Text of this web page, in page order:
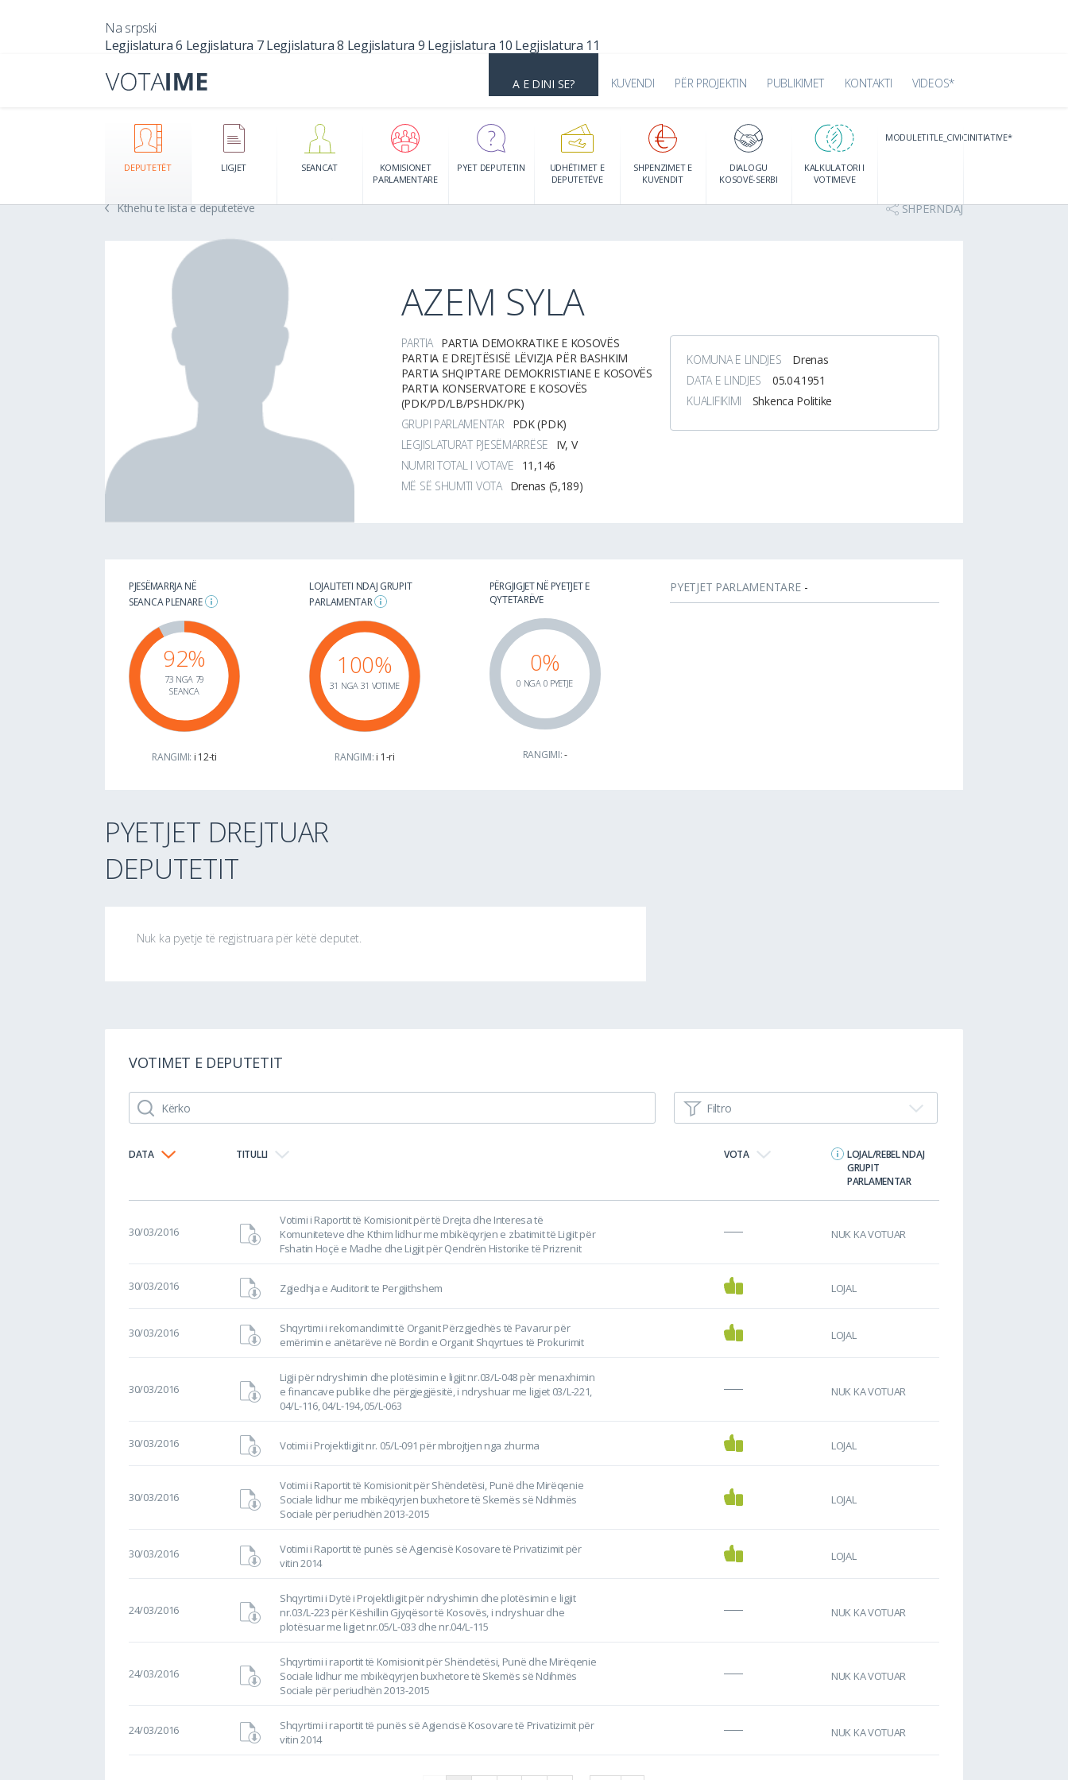
Na srpski
Legjislatura 6 Legjislatura 7 Legjislatura 8 Legjislatura 9 Legjislatura 10 Legjislatura 11
A E DINI SE? KUVENDI PËR PROJEKTIN PUBLIKIMET KONTAKTI VIDEOS*
DEPUTETËT LIGJET SEANCAT
KOMISIONET
PARLAMENTARE
PYET DEPUTETIN
UDHËTIMET E
DEPUTETËVE
SHPENZIMET E
KUVENDIT
DIALOGU
KOSOVË-SERBI
KALKULATORI I
VOTIMEVE
MODULETITLE_CIVICINITIATIVE*
Kthehu te lista e deputetëve SHPËRNDAJ
AZEM SYLA
PARTIA PARTIA DEMOKRATIKE E KOSOVËS
PARTIA E DREJTËSISË LËVIZJA PËR BASHKIM
PARTIA SHQIPTARE DEMOKRISTIANE E KOSOVËS
PARTIA KONSERVATORE E KOSOVËS
(PDK/PD/LB/PSHDK/PK)
GRUPI PARLAMENTAR
PDK (PDK)
LEGJISLATURAT PJESËMARRËSE
IV, V
NUMRI TOTAL I VOTAVE
11,146
MË SË SHUMTI VOTA Drenas (5,189)
KOMUNA E LINDJES
Drenas
DATA E LINDJES
05.04.1951
KUALIFIKIMI
Shkenca Politike
PJESËMARRJA NË
SEANCA PLENARE
92%
73 NGA 79
SEANCA
RANGIMI: i 12-ti
LOJALITETI NDAJ GRUPIT
PARLAMENTAR
100%
31 NGA 31 VOTIME
RANGIMI: i 1-ri
PËRGJIGJET NË PYETJET E
QYTETARËVE
0%
0 NGA 0 PYETJE
RANGIMI:-
PYETJET PARLAMENTARE -
PYETJET DREJTUAR
DEPUTETIT
Nuk ka pyetje të regjistruara për këtë deputet.
VOTIMET E DEPUTETIT
Filtro
DATA TITULLI VOTA
LOJAL/REBEL NDAJ
GRUPIT
PARLAMENTAR
30/03/2016
Votimi i Raportit të Komisionit për të Drejta dhe Interesa të
Komuniteteve dhe Kthim lidhur me mbikëqyrjen e zbatimit të Ligjit për
Fshatin Hoçë e Madhe dhe Ligjit për Qendrën Historike të Prizrenit
NUK KA VOTUAR
30/03/2016 Zgjedhja e Auditorit te Pergjithshem LOJAL
30/03/2016
Shqyrtimi i rekomandimit të Organit Përzgjedhës të Pavarur për
emërimin e anëtarëve në Bordin e Organit Shqyrtues të Prokurimit
LOJAL
30/03/2016
Ligji për ndryshimin dhe plotësimin e ligjit nr.03/L-048 pèr menaxhimin
e financave publike dhe përgjegjësitë, i ndryshuar me ligjet 03/L-221,
04/L-116, 04/L-194,.05/L-063
NUK KA VOTUAR
30/03/2016 Votimi i Projektligjit nr. 05/L-091 për mbrojtjen nga zhurma LOJAL
30/03/2016
Votimi i Raportit të Komisionit për Shëndetësi, Punë dhe Mirëqenie
Sociale lidhur me mbikëqyrjen buxhetore të Skemës së Ndihmës
Sociale për periudhën 2013-2015
LOJAL
30/03/2016
Votimi i Raportit të punës së Agjencisë Kosovare të Privatizimit për
vitin 2014
LOJAL
24/03/2016
Shqyrtimi i Dytë i Projektligjit për ndryshimin dhe plotësimin e ligjit
nr.03/L-223 për Këshillin Gjyqësor të Kosovës, i ndryshuar dhe
plotësuar me ligjet nr.05/L-033 dhe nr.04/L-115
NUK KA VOTUAR
24/03/2016
Shqyrtimi i raportit të Komisionit për Shëndetësi, Punë dhe Mirëqenie
Sociale lidhur me mbikëqyrjen buxhetore të Skemës së Ndihmës
Sociale për periudhën 2013-2015
NUK KA VOTUAR
24/03/2016
Shqyrtimi i raportit të punës së Agjencisë Kosovare të Privatizimit për
vitin 2014
NUK KA VOTUAR